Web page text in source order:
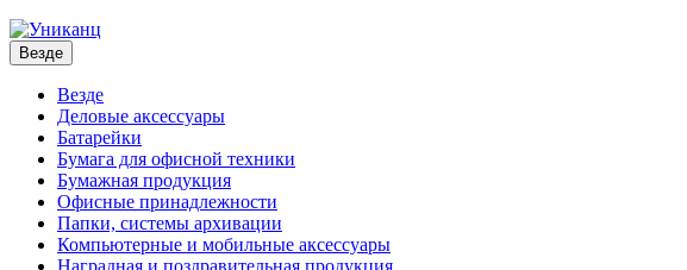
Везде
Везде
Деловые аксессуары
Батарейки
Бумага для офисной техники
Бумажная продукция
Офисные принадлежности
Папки, системы архивации
Компьютерные и мобильные аксессуары
Наградная и поздравительная продукция